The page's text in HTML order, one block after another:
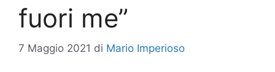
fuori me”
7 Maggio 2021 di Mario Imperioso